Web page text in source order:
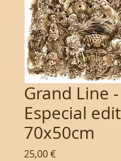
Grand Line -
Especial
70x50cm
25,00 €Prix